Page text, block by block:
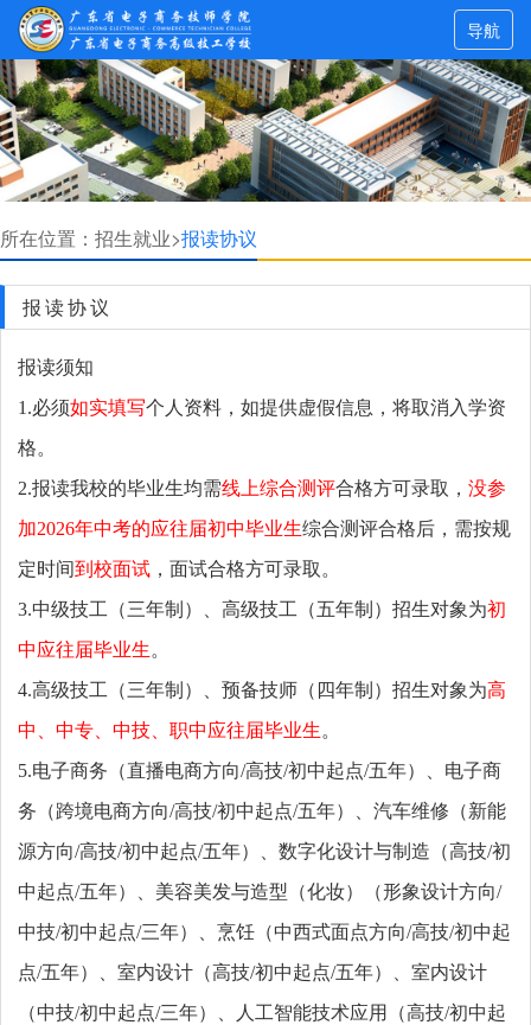
导航
所在位置： 招生就业>报读协议
报读协议
报读须知
1.必须如实填写个人资料，如提供虚假信息，将取消入学资
格。
2.报读我校的毕业生均需线上综合测评合格方可录取， 没参
加2026年中考的应往届初中毕业生综合测评合格后，需按规
定时间到校面试 ，面试合格方可录取。
3.中级技工（三年制）、高级技工（五年制）招生对象为初
中应往届毕业生。
4.高级技工（三年制）、预备技师（四年制）招生对象为高
中、中专、中技、职中应往届毕业生。
5.电子商务（直播电商方向/高技/初中起点/五年）、电子商
务（跨境电商方向/高技/初中起点/五年）、汽车维修（新能
源方向/高技/初中起点/五年）、数字化设计与制造（高技/初
中起点/五年）、美容美发与造型（化妆）（形象设计方向/
中技/初中起点/三年）、烹饪（中西式面点方向/高技/初中起
点/五年）、室内设计（高技/初中起点/五年）、室内设计
（中技/初中起点/三年）、人工智能技术应用（高技/初中起